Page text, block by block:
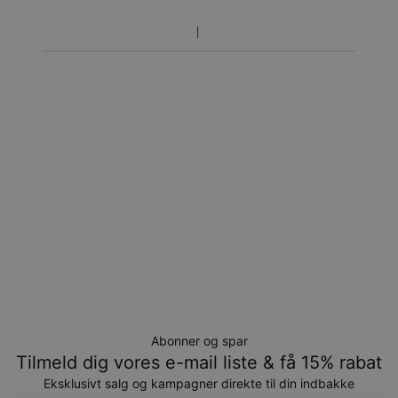
Abonner og spar
Tilmeld dig vores e-mail liste & få 15% rabat
Eksklusivt salg og kampagner direkte til din indbakke